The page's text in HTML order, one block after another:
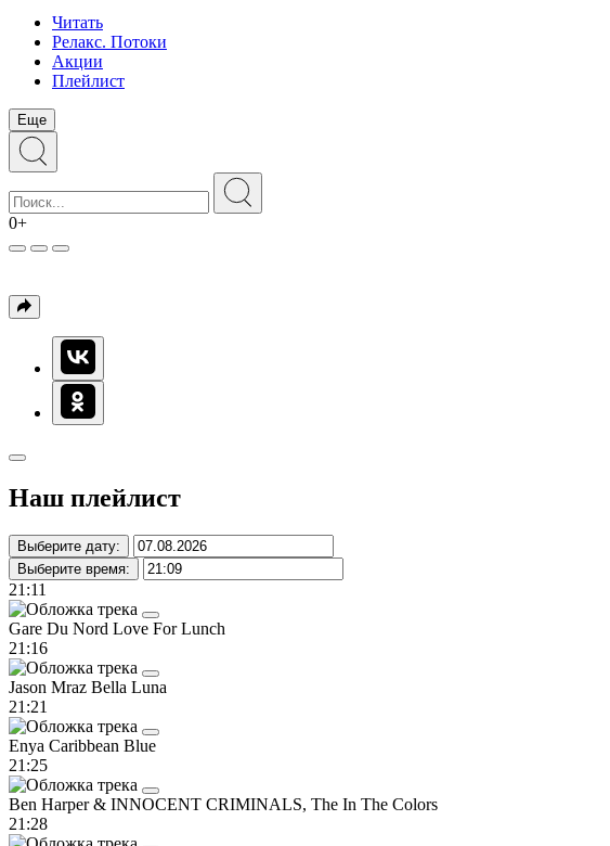
Читать
Релакс. Потоки
Акции
Плейлист
Еще
0+
Наш плейлист
Выберите дату:
Выберите время:
21:11
Gare Du Nord Love For Lunch
21:16
Jason Mraz Bella Luna
21:21
Enya Caribbean Blue
21:25
Ben Harper & INNOCENT CRIMINALS, The In The Colors
21:28